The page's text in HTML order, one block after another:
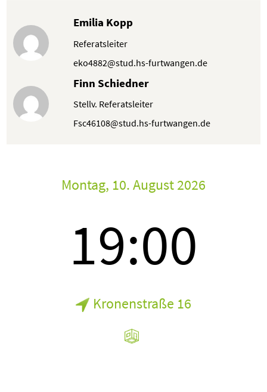
Emilia Kopp
Referatsleiter
eko4882@stud.hs-furtwangen.de
Finn Schiedner
Stellv. Referatsleiter
Fsc46108@stud.hs-furtwangen.de
Montag, 10. August 2026
19:00
Kronenstraße 16